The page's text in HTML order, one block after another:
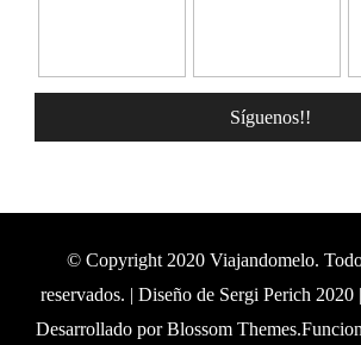
Síguenos!!
© Copyright 2020 Viajandomelo.
reservados. | Diseño de Sergi Perich 2020 |
Desarrollado porBlossom Themes